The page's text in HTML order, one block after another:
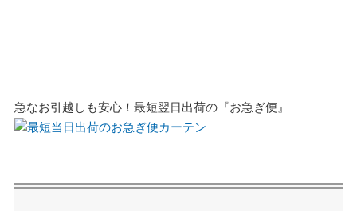
急なお引越しも安心！最短翌日出荷の『お急ぎ便』